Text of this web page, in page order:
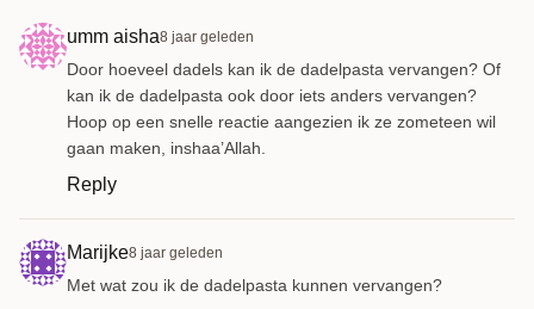
umm aisha8 jaar geleden
Door hoeveel dadels kan ik de dadelpasta vervangen? Of
kan ik de dadelpasta ook door iets anders vervangen?
Hoop op een snelle reactie aangezien ik ze zometeen wil
gaan maken, inshaa’Allah.
Reply
Marijke8 jaar geleden
Met wat zou ik de dadelpasta kunnen vervangen?